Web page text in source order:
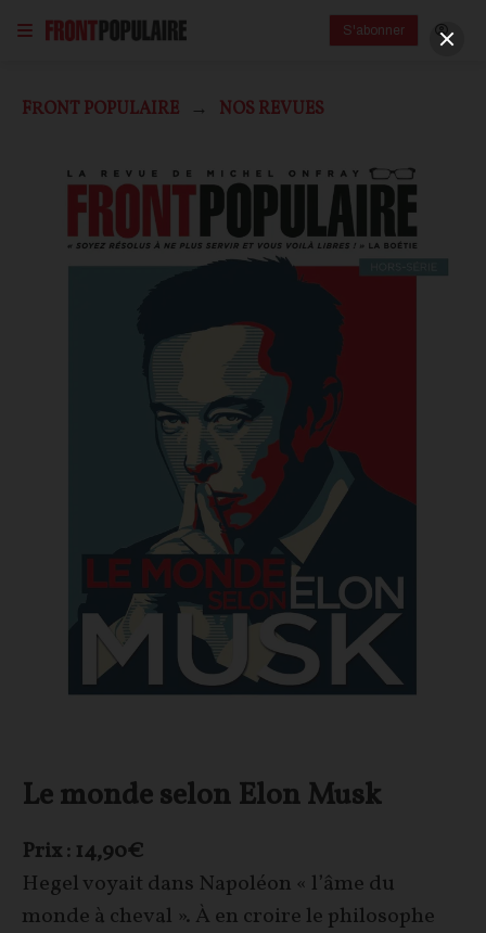
S'abonner
FRONT POPULAIRE NOS REVUES
Le monde selon Elon Musk
Prix : 14,90€
Hegel voyait dans Napoléon « l’âme du
monde à cheval ». À en croire le philosophe